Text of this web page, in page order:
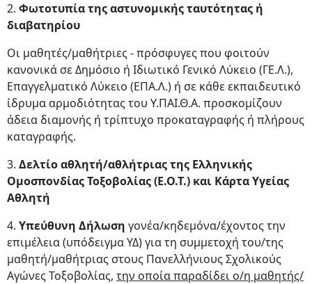
2. Φωτοτυπία της αστυνομικής ταυτότητας ή
διαβατηρίου
Oι μαθητές/μαθήτριες - πρόσφυγες που φοιτούν
κανονικά σε Δημόσιο ή Ιδιωτικό Γενικό Λύκειο (ΓΕ.Λ.),
Επαγγελματικό Λύκειο (ΕΠΑ.Λ.) ή σε κάθε εκπαιδευτικό
ίδρυμα αρμοδιότητας του Υ.ΠΑΙ.Θ.Α. προσκομίζουν
άδεια διαμονής ή τρίπτυχο προκαταγραφής ή πλήρους
καταγραφής.
3. Δελτίο αθλητή/αθλήτριας της Ελληνικής
Ομοσπονδίας Τοξοβολίας (Ε.Ο.Τ.) και Κάρτα Υγείας
Αθλητή
4. Υπεύθυνη Δήλωση γονέα/κηδεμόνα/έχοντος την
επιμέλεια (υπόδειγμα ΥΔ) για τη συμμετοχή του/της
μαθητή/μαθήτριας στους Πανελλήνιους Σχολικούς
Αγώνες Τοξοβολίας, την οποία παραδίδει ο/η μαθητής/